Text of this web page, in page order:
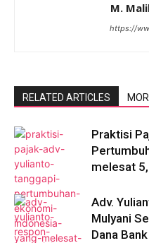
M.
https://
RELATED ARTICLES
Praktisi
melesat
Adv.
Mulyani
Dana